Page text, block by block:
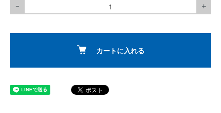
－ ＋
カートに入れる